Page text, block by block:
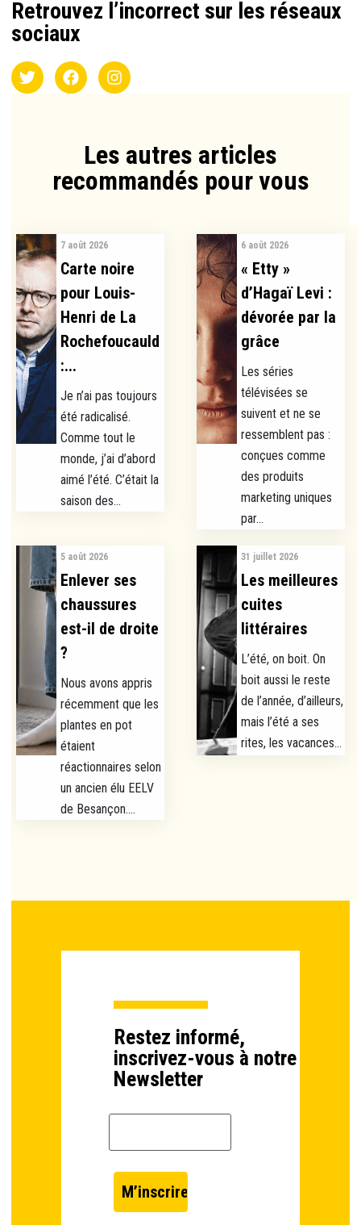
Retrouvez l’incorrect sur les réseaux
sociaux
Les autres articles
recommandés pour vous​
7 août 2026
Carte noire
pour Louis-
Henri de La
Rochefoucauld
:...
Je n’ai pas toujours
été radicalisé.
Comme tout le
monde, j’ai d’abord
aimé l’été. C’était la
saison des...
6 août 2026
« Etty »
d’Hagaï Levi :
dévorée par la
grâce
Les séries
télévisées se
suivent et ne se
ressemblent pas :
conçues comme
des produits
marketing uniques
par...
5 août 2026
Enlever ses
chaussures
est-il de droite
?
Nous avons appris
récemment que les
plantes en pot
étaient
réactionnaires selon
un ancien élu EELV
de Besançon....
31 juillet 2026
Les meilleures
cuites
littéraires
L’été, on boit. On
boit aussi le reste
de l’année, d’ailleurs,
mais l’été a ses
rites, les vacances...
Restez informé,
inscrivez-vous à notre
Newsletter